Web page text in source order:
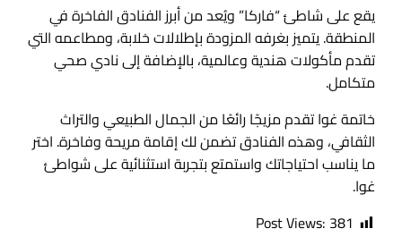
يقع على شاطئ “فاركا” ويُعد من أبرز الفنادق الفاخرة في
المنطقة. يتميز بغرفه المزودة بإطلالات خلابة، ومطاعمه التي
تقدم مأكولات هندية وعالمية، بالإضافة إلى نادي صحي
متكامل.
خاتمة غوا تقدم مزيجًا رائعًا من الجمال الطبيعي والتراث
الثقافي، وهذه الفنادق تضمن لك إقامة مريحة وفاخرة. اختر
ما يناسب احتياجاتك واستمتع بتجربة استثنائية على شواطئ
غوا.
Post Views: 381